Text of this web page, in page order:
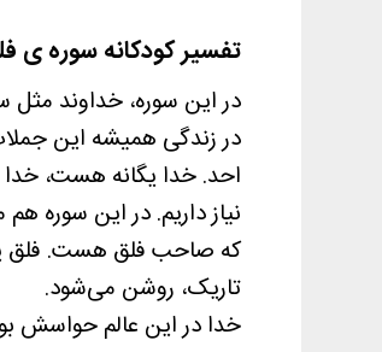
تفسیر کودکانه سوره ی
در این سوره، خداوند مثل
در زندگی همیشه این
احد. خدا یگانه هست، خدا
نیاز داریم. در این سوره
که صاحب فلق هست. فلق
تاریک، روشن می‌شود.
خدا در این عالم حواسش